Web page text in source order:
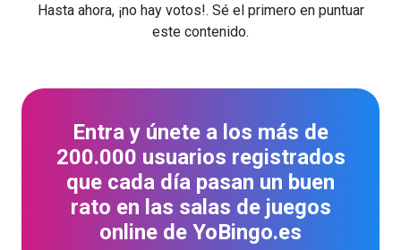
Hasta ahora, ¡no hay votos!. Sé el primero en puntuar
este contenido.
Entra y únete a los más de
200.000 usuarios registrados
que cada día pasan un buen
rato en las salas de juegos
online de YoBingo.es